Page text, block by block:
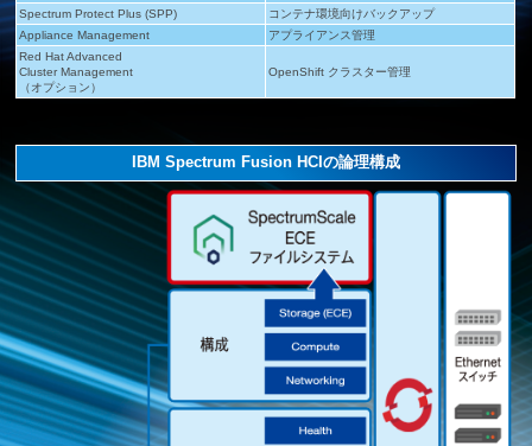
Spectrum Protect Plus (SPP)
コンテナ環境向けバックアップ
Appliance Management
アプライアンス管理
Red Hat Advanced
Cluster Management
（オプション）
OpenShift クラスター管理
IBM Spectrum Fusion HCIの論理構成